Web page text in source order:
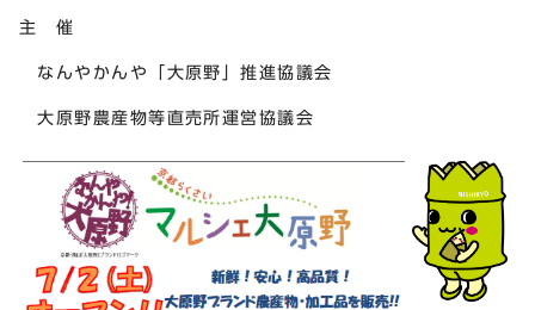
主 催
なんやかんや「大原野」推進協議会
大原野農産物等直売所運営協議会